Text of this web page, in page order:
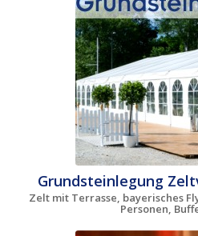
Grundsteinlegung
Zelt mit Terrasse, bayerisches
Personen,